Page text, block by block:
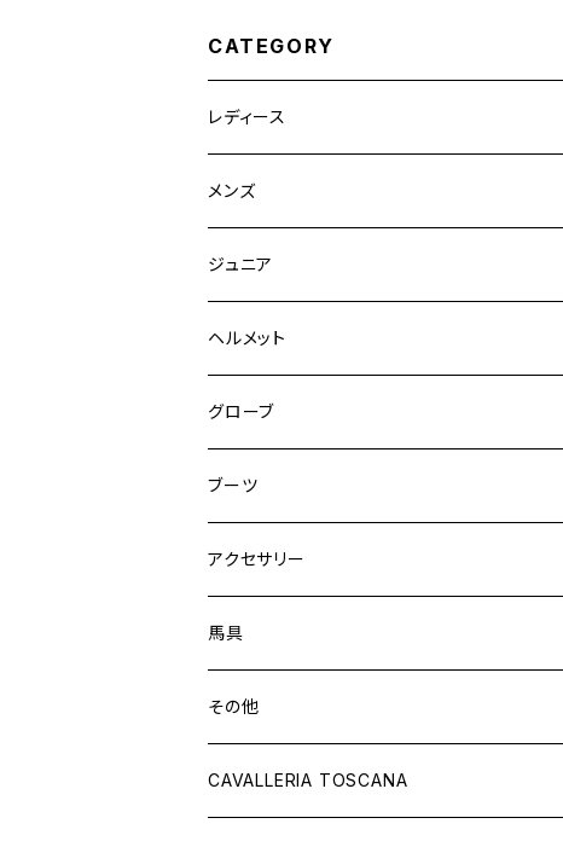
CATEGORY
レディース
競技用ジャケット
キュロット
フルグリップ
ニーグリップ
シャツ
ウェア
アウター
シャツ
メンズ
競技用ジャケット
キュロット
フルグリップ
ニーグリップ
シャツ
ウェア
アウター
シャツ
ジュニア
キュロット
ウエア
ヘルメット
グローブ
ブーツ
ロングブーツ（既製品）
オーダーロングブーツ
ショートブーツ
チャップス
アクセサリー
ベルト
グローブ
ソックス
馬具
サドルパッド
イヤーネット
その他
CAVALLERIA TOSCANA